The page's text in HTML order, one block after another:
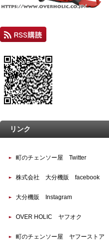
リンク
町のチェンソー屋 Twitter
株式会社 大分機販 facebook
大分機販 Instagram
OVER HOLIC ヤフオク
町のチェンソー屋 ヤフーストア